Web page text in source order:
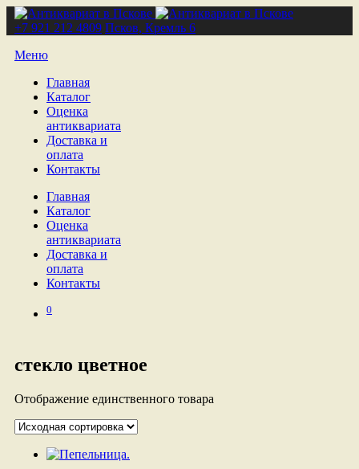
+7 921 212 4809 Псков, Кремль 6
Меню
Главная
Каталог
Оценка
антиквариата
Доставка и
оплата
Контакты
Главная
Каталог
Оценка
антиквариата
Доставка и
оплата
Контакты
0
стекло цветное
Отображение единственного товара